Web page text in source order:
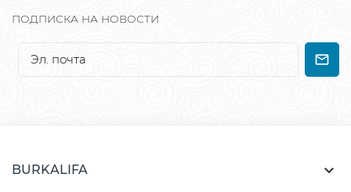
ПОДПИСКА НА НОВОСТИ
BURKALIFA 